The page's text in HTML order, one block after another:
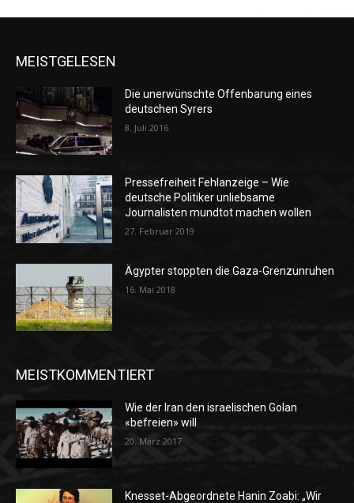
MEISTGELESEN
Die unerwünschte Offenbarung eines
deutschen Syrers
8. Juli 2016
Pressefreiheit Fehlanzeige – Wie
deutsche Politiker unliebsame
Journalisten mundtot machen wollen
27. Februar 2019
Ägypter stoppten die Gaza-Grenzunruhen
16. Mai 2018
MEISTKOMMENTIERT
Wie der Iran den israelischen Golan
«befreien» will
20. März 2017
Knesset-Abgeordnete Hanin Zoabi: „Wir